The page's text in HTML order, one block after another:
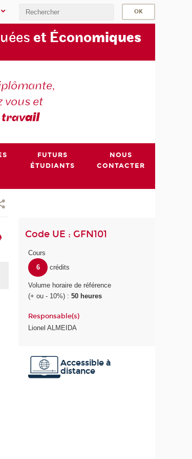
et Économiques
vous et
travail
FUTURS
ÉTUDIANTS
NOUS
CONTACTER
Code UE : GFN101
Cours
6
crédits
Volume horaire de référence
(+ ou - 10%) :50 heures
Responsable(s)
Lionel ALMEIDA
Accessible à
distance